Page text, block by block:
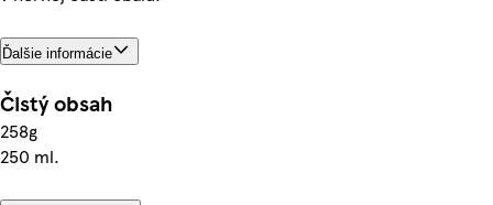
Ďalšie informácie
Čistý obsah
258g
250 ml.